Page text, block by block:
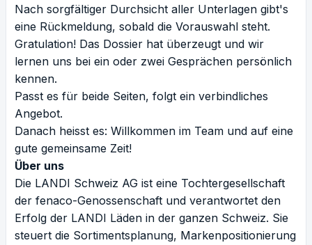
Nach sorgfältiger Durchsicht aller Unterlagen gibt's
eine Rückmeldung, sobald die Vorauswahl steht.
Gratulation! Das Dossier hat überzeugt und wir
lernen uns bei ein oder zwei Gesprächen persönlich
kennen.
Passt es für beide Seiten, folgt ein verbindliches
Angebot.
Danach heisst es: Willkommen im Team und auf eine
gute gemeinsame Zeit!
Über uns
Die LANDI Schweiz AG ist eine Tochtergesellschaft
der fenaco-Genossenschaft und verantwortet den
Erfolg der LANDI Läden in der ganzen Schweiz. Sie
steuert die Sortimentsplanung, Markenpositionierung